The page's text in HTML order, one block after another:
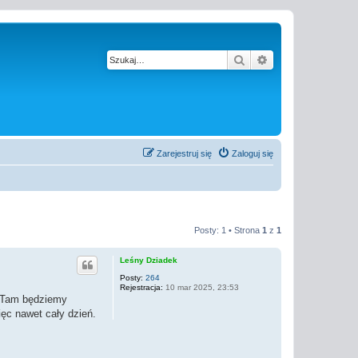
Szukaj
Zaloguj się
Zarejestruj się
Posty: 1 • Strona 1 z 1
Leśny Dziadek
Posty: 264
Rejestracja: 10 mar 2025, 23:53
będziemy
nawet cały dzień.